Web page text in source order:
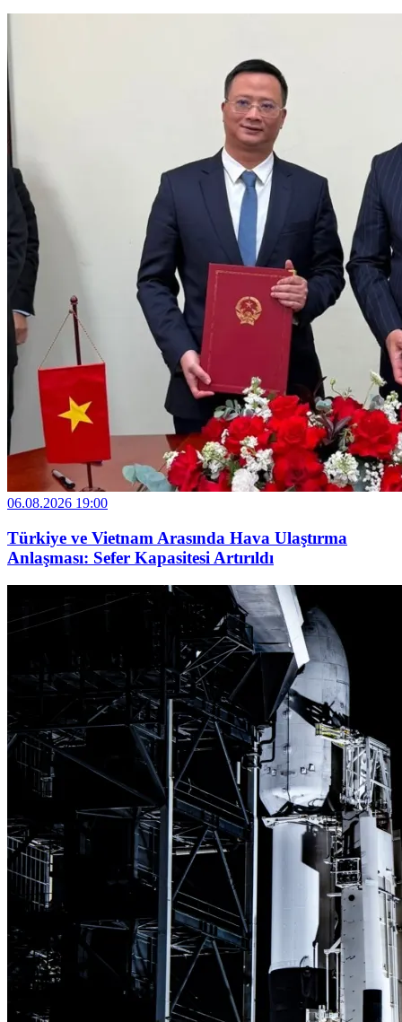
06.08.2026 19:00
Türkiye ve Vietnam Arasında Hava Ulaştırma
Anlaşması: Sefer Kapasitesi Artırıldı